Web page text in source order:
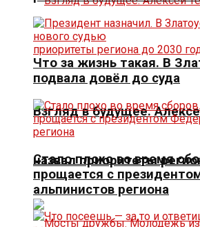
Взгляд в будущее.
назвал приоритеты
Что за жизнь такая. В
подвала довёл до суда
Стало плохо во время
прощается с
альпинистов региона